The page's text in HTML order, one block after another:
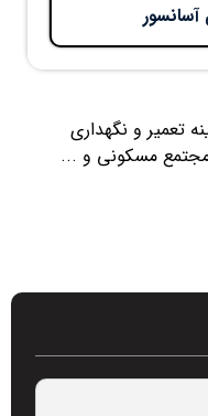
آسانسور
تعمیر و نگهداری
مسکونی و ...